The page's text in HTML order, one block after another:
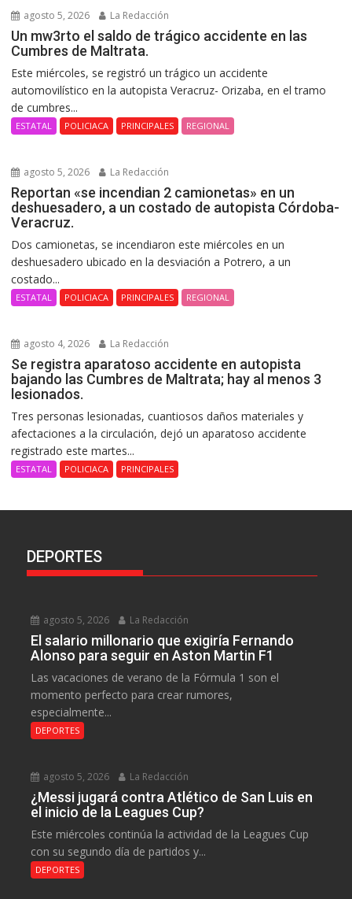
agosto 5, 2026 La Redacción
Un mw3rto el saldo de trágico accidente en las
Cumbres de Maltrata.
Este miércoles, se registró un trágico un accidente
automovilístico en la autopista Veracruz- Orizaba, en el tramo
de cumbres...
ESTATAL POLICIACA PRINCIPALES REGIONAL
agosto 5, 2026 La Redacción
Reportan «se incendian 2 camionetas» en un
deshuesadero, a un costado de autopista Córdoba-
Veracruz.
Dos camionetas, se incendiaron este miércoles en un
deshuesadero ubicado en la desviación a Potrero, a un
costado...
ESTATAL POLICIACA PRINCIPALES REGIONAL
agosto 4, 2026 La Redacción
Se registra aparatoso accidente en autopista
bajando las Cumbres de Maltrata; hay al menos 3
lesionados.
Tres personas lesionadas, cuantiosos daños materiales y
afectaciones a la circulación, dejó un aparatoso accidente
registrado este martes...
ESTATAL POLICIACA PRINCIPALES
DEPORTES
agosto 5, 2026 La Redacción
El salario millonario que exigiría Fernando
Alonso para seguir en Aston Martin F1
Las vacaciones de verano de la Fórmula 1 son el
momento perfecto para crear rumores,
especialmente...
DEPORTES
agosto 5, 2026 La Redacción
¿Messi jugará contra Atlético de San Luis en
el inicio de la Leagues Cup?
Este miércoles continúa la actividad de la Leagues Cup
con su segundo día de partidos y...
DEPORTES